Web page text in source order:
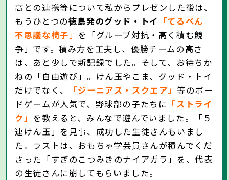
高との連携等について私からプレゼンした後は、
もうひとつの徳島発のグッド・トイ 「 てるぺん
不思議な椅子」 を「グループ対抗・高く積む競
争」です。積み方を工夫し、優勝チームの高さ
は、あと少しで新記録でした。そして、お待ちか
ねの「自由遊び」。けん玉やこま、グッド・トイ
だけでなく、
「ジーニアス・スクエア」等のボー
ドゲームが人気で、野球部の子たちに
「ストライ
ク」 を教えると、みんなで遊んでいました。「５
連けん玉」を見事、成功した生徒さんもいまし
た。ラストは、おもちゃ学芸員さんが積んでくだ
さった「すぎのこつみきのナイアガラ」を、代表
の生徒さんに崩してもらいました。